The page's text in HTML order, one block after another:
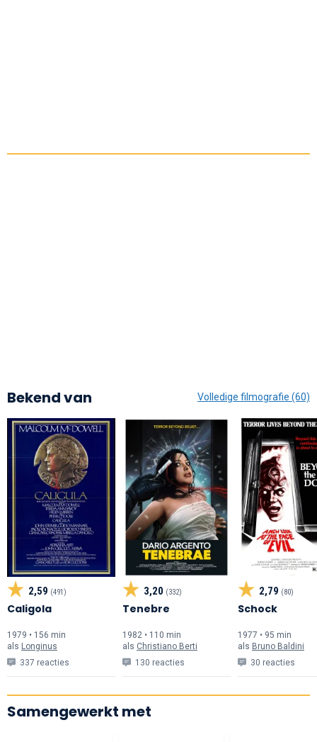
Bekend van Volledige filmografie (60)
2,59 (491)
Caligola
1979 • 156 min
als Longinus
337 reacties
3,20 (332)
Tenebre
1982 • 110 min
als Christiano Berti
130 reacties
2,79 (80)
Schock
1977 • 95 min
als Bruno Baldini
30 reacties
Samengewerkt met